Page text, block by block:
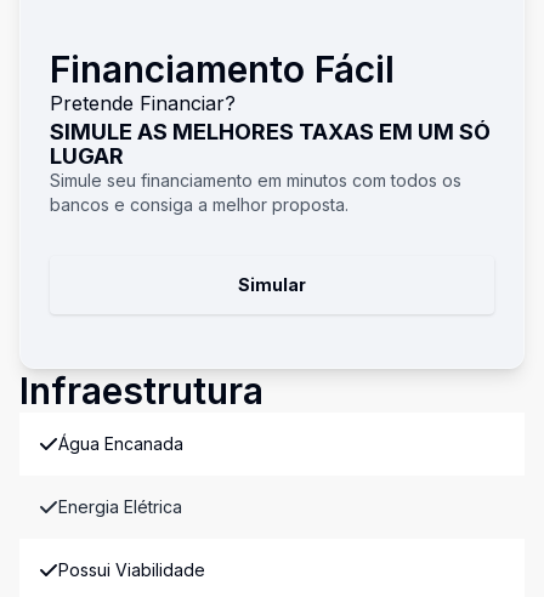
Financiamento Fácil
Pretende Financiar?
SIMULE AS MELHORES TAXAS EM UM SÓ
LUGAR
Simule seu financiamento em minutos com todos os
bancos e consiga a melhor proposta.
Simular
Infraestrutura
Água Encanada
Energia Elétrica
Possui Viabilidade